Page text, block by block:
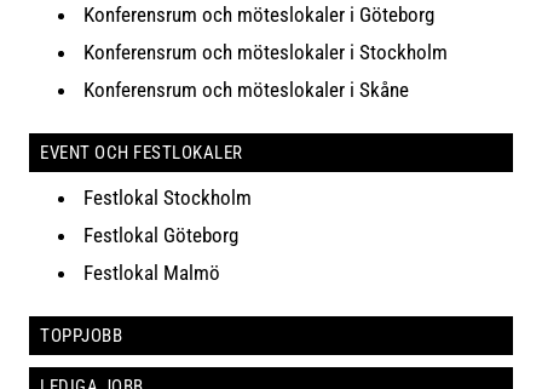
Konferensrum och möteslokaler i Göteborg
Konferensrum och möteslokaler i Stockholm
Konferensrum och möteslokaler i Skåne
EVENT OCH FESTLOKALER
Festlokal Stockholm
Festlokal Göteborg
Festlokal Malmö
TOPPJOBB